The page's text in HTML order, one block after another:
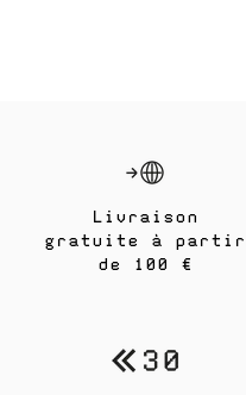
Livraison
gratuite à partir
de 100 €